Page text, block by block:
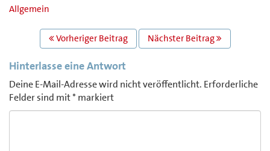
Allgemein
BEITRAGS
NAVIGATION
Vorheriger Beitrag Nächster Beitrag
Hinterlasse eine Antwort
Deine E-Mail-Adresse wird nicht veröffentlicht. Erforderliche
Felder sind mit* markiert
Comment